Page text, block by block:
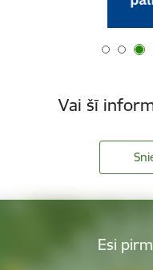
Vai šī
Esi